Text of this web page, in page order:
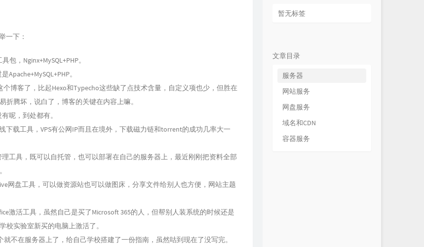
一下：
包，Nginx+MySQL+PHP。
Apache+MySQL+PHP。
个博客了，比起Hexo和Typecho这些缺了点技术含量，自定义项也少，但胜在
折腾坏，说白了，博客的关键在内容上嘛。
呢，到处都有。
下载工具，VPS有公网IP而且在境外，下载磁力链和torrent的成功几率大一
工具，既可以自托管，也可以部署在自己的服务器上，最近刚刚把资料全部
网盘工具，可以做资源站也可以做图床，分享文件给别人也方便，网站主题
激活工具，虽然自己是买了Microsoft 365的人，但帮别人装系统的时候还是
校实验室新买的电脑上激活了。
就不在服务器上了，给自己学校搭建了一份指南，虽然咕到现在了没写完。
暂无标签
文章目录
服务器
网站服务
网盘服务
域名和CDN
容器服务